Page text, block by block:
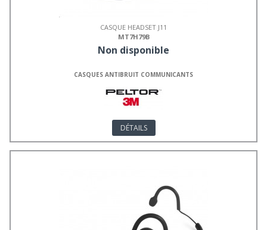
CASQUE HEADSET J11
MT7H79B
Non disponible
CASQUES ANTIBRUIT COMMUNICANTS
DÉTAILS